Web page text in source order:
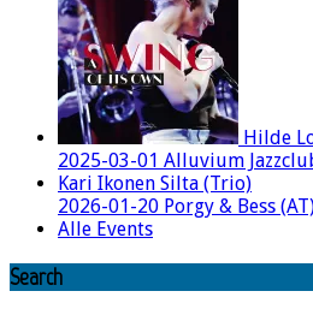
Hilde
2025-03-01 Alluvium
Kari Ikonen Silta (Trio)
2026-01-20 Porgy & Bess
Alle Events
Search